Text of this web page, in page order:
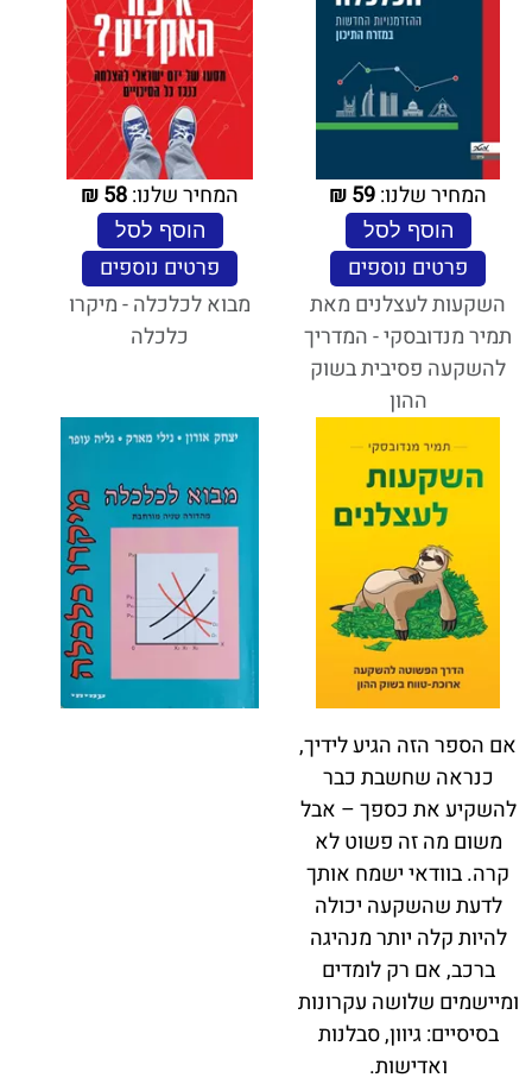
המחיר שלנו:59
₪
הוסף לסל
פרטים נוספים
המחיר שלנו:58
₪
הוסף לסל
פרטים נוספים
השקעות לעצלנים מאת
תמיר מנדובסקי - המדריך
להשקעה פסיבית בשוק
ההון
אם הספר הזה הגיע לידיך,
כנראה שחשבת כבר
להשקיע את כספך – אבל
משום מה זה פשוט לא
קרה. בוודאי ישמח אותך
לדעת שהשקעה יכולה
להיות קלה יותר מנהיגה
ברכב, אם רק לומדים
ומיישמים שלושה עקרונות
בסיסיים: גיוון, סבלנות
ואדישות.
מבוא לכלכלה - מיקרו
כלכלה